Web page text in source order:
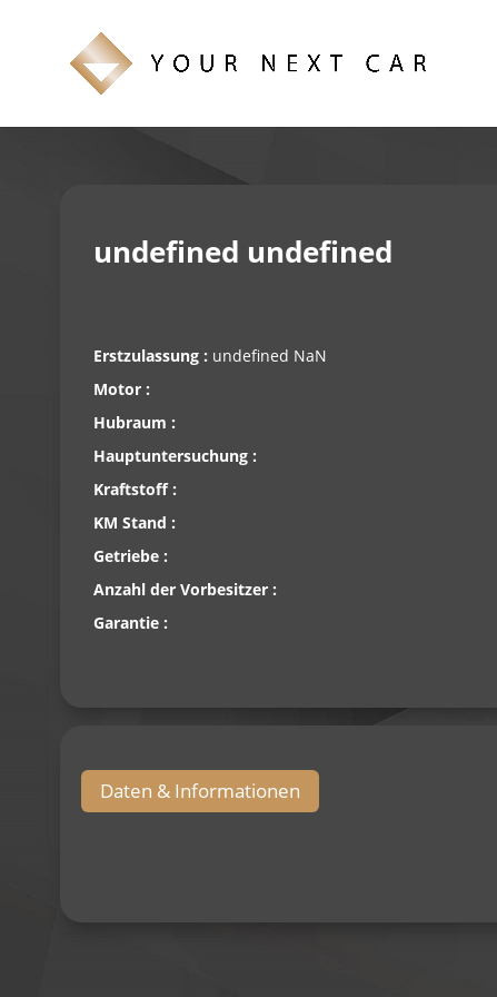
undefined undefined
Erstzulassung : undefined NaN
Motor :
Hubraum :
Hauptuntersuchung :
Kraftstoff :
KM Stand :
Getriebe :
Anzahl der Vorbesitzer :
Garantie :
Daten & Informationen